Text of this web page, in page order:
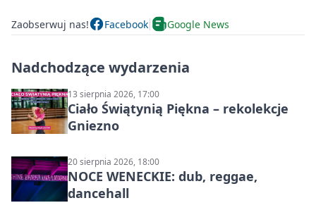
Zaobserwuj nas! Facebook Google News
Nadchodzące wydarzenia
13 sierpnia 2026, 17:00
Ciało Świątynią Piękna – rekolekcje
Gniezno
20 sierpnia 2026, 18:00
NOCE WENECKIE: dub, reggae,
dancehall